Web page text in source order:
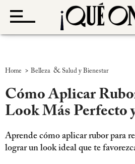
Home > Belleza & Salud y Bienestar
Cómo Aplicar
Look Más Perfecto
Aprende cómo aplicar rubor para
lograr un look ideal que te